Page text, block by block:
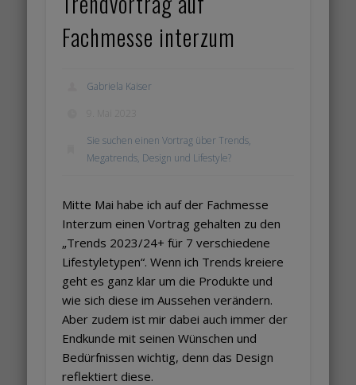
Fachmesse interzum
Gabriela Kaiser
Sie suchen einen Vortrag über Trends,
Megatrends, Design und Lifestyle?
Mitte Mai habe ich auf der Fachmesse
Interzum einen Vortrag gehalten zu den
„Trends 2023/24+ für 7 verschiedene
Lifestyletypen“. Wenn ich Trends kreiere
geht es ganz klar um die Produkte und
wie sich diese im Aussehen verändern.
Aber zudem ist mir dabei auch immer der
Endkunde mit seinen Wünschen und
Bedürfnissen wichtig, denn das Design
reflektiert diese.